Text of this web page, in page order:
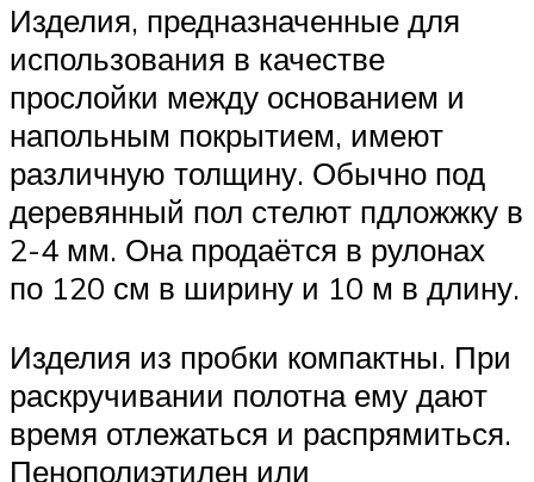
Изделия, предназначенные для
использования в качестве
прослойки между основанием и
напольным покрытием, имеют
различную толщину. Обычно под
деревянный пол стелют пдложжку в
2-4 мм. Она продаётся в рулонах
по 120 см в ширину и 10 м в длину.
Изделия из пробки компактны. При
раскручивании полотна ему дают
время отлежаться и распрямиться.
Пенополиэтилен или